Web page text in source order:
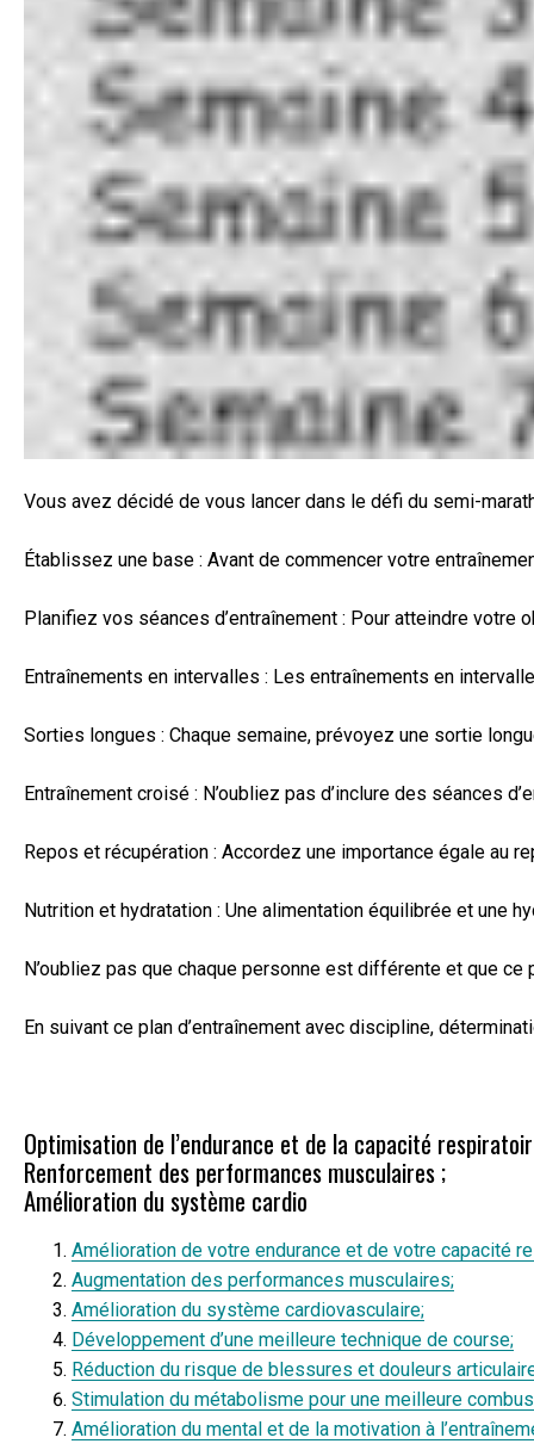
Vous avez décidé de vous lancer dans le défi du semi-
Établissez une base : Avant de commencer votre
Planifiez vos séances d’entraînement : Pour atteindre
Entraînements en intervalles : Les entraînements en
Sorties longues : Chaque semaine, prévoyez une sortie
Entraînement croisé : N’oubliez pas d’inclure des séances
Repos et récupération : Accordez une importance égale au
Nutrition et hydratation : Une alimentation équilibrée et une
N’oubliez pas que chaque personne est différente et que
En suivant ce plan d’entraînement avec discipline,
Optimisation de l’endurance et de la capacité
Renforcement des performances musculaires ;
Amélioration du système cardio
Amélioration de votre endurance et de votre capacité
Augmentation des performances musculaires;
Amélioration du système cardiovasculaire;
Développement d’une meilleure technique de course;
Réduction du risque de blessures et douleurs
Stimulation du métabolisme pour une meilleure
Amélioration du mental et de la motivation à